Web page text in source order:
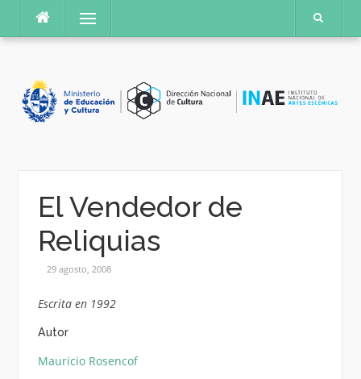
contenido
Menú
El Vendedor de
Reliquias
29 agosto, 2008
Escrita en 1992
Autor
Mauricio Rosencof